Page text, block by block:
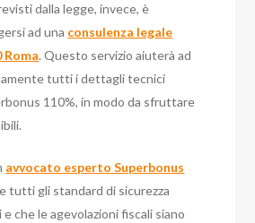
dalla legge, invece, è
ad una consulenza legale
Roma. Questo servizio aiuterà ad
tutti i dettagli tecnici
110%, in modo da sfruttare
avvocato esperto Superbonus
tutti gli standard di sicurezza
che le agevolazioni fiscali siano